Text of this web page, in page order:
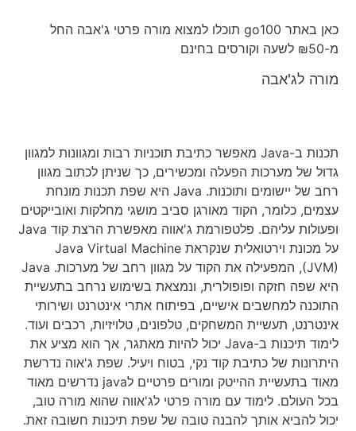
כאן באתר go100 תוכלו למצוא מורה פרטי ג'אבה החל
מ-₪50 לשעה וקורסים בחינם
מורה לג'אבה
תכנות ב-Java מאפשר כתיבת תוכניות רבות ומגוונות למגוון
גדול של מערכות הפעלה ומכשירים, כך שניתן לכתוב מגוון
רחב של יישומים ותוכנות. Java היא שפת תכנות מונחת
עצמים, כלומר, הקוד מאורגן סביב מושגי מחלקות ואובייקטים
ופעולות עליהם. פלטפורמת ג'אווה מאפשרת הרצת קוד Java
על מכונת וירטואלית שנקראת Java Virtual Machine
(JVM), המפעילה את הקוד על מגוון רחב של מערכות. Java
היא שפה חזקה ופופולרית, ונמצאת בשימוש נרחב בתעשיית
התוכנה למחשבים אישיים, בפיתוח אתרי אינטרנט ושירותי
אינטרנט, תעשיית המשחקים, טלפונים, טלויזיות, רכבים ועוד.
לימוד תיכנות ב-Java יכול להיות מאתגר, אך הוא מציע את
היתרונות של כתיבת קוד נקי, בטוח ויעיל. שפת ג'אוה נדרשת
מאוד בתעשיית ההייטק ומורים פרטיים לjava נדרשים מאוד
בכל העולם. לימוד עם מורה פרטי לג'אווה שהוא מורה טוב,
יכול להביא אותך להבנה טובה של שפת תיכנות חשובה זאת.